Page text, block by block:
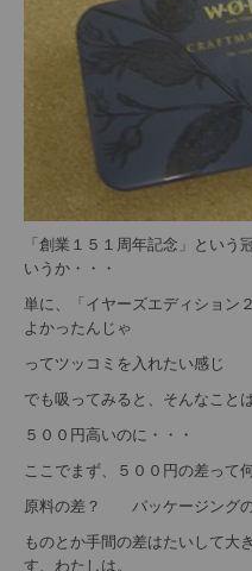
「創業１５１周年記念」という
いうか・・・
単に、「イヤーズエディション
よかったんじゃ
ってツッコミを入れたい感じ
でも吸ってみると、そんなこと
５００円高いのに・・・
ここでまず、５００円の差って
原料の差？ パッケージング
ものとか手間の差はたいして大
す、わたしは。